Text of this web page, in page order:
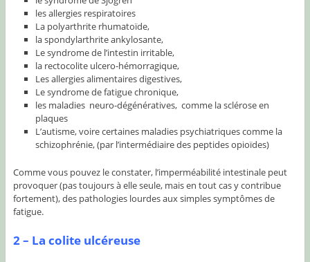
les allergies respiratoires
La polyarthrite rhumatoïde,
la spondylarthrite ankylosante,
Le syndrome de l’intestin irritable,
la rectocolite ulcero-hémorragique,
Les allergies alimentaires digestives,
Le syndrome de fatigue chronique,
les maladies neuro-dégénératives, comme la sclérose en
plaques
L’autisme, voire certaines maladies psychiatriques comme la
schizophrénie, (par l’intermédiaire des peptides opioïdes)
Comme vous pouvez le constater, l’imperméabilité intestinale peut
provoquer (pas toujours à elle seule, mais en tout cas y contribue
fortement), des pathologies lourdes aux simples symptômes de
fatigue.
2 – La colite ulcéreuse